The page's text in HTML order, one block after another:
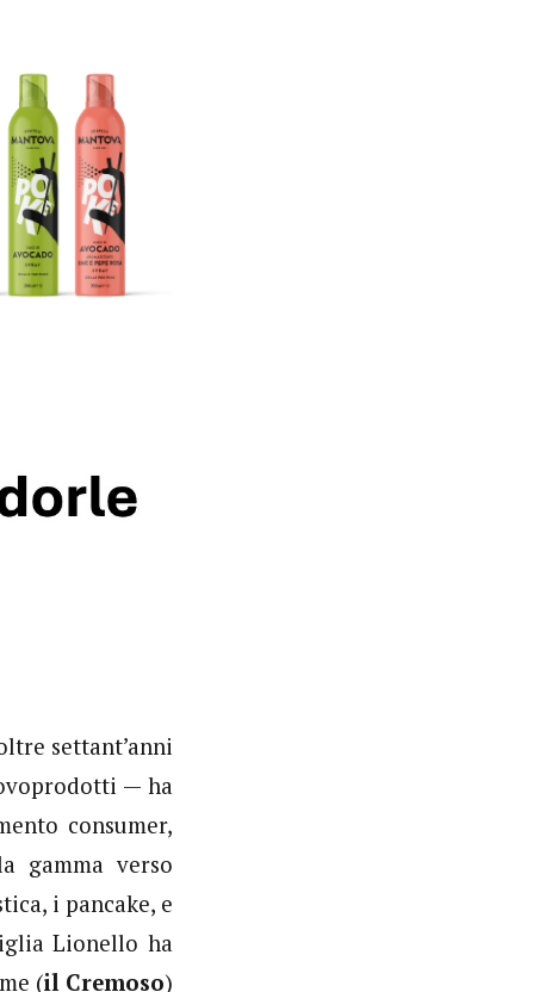
settant’anni
— ha
consumer,
gamma verso
i pancake, e
Lionello ha
(il Cremoso)